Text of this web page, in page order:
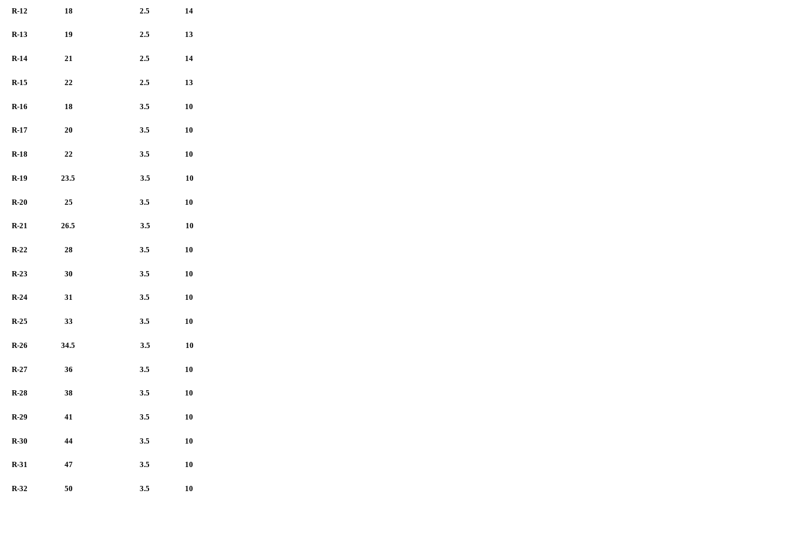
R-12 18 2.5 14
R-13 19 2.5 13
R-14 21 2.5 14
R-15 22 2.5 13
R-16 18 3.5 10
R-17 20 3.5 10
R-18 22 3.5 10
R-19 23.5 3.5 10
R-20 25 3.5 10
R-21 26.5 3.5 10
R-22 28 3.5 10
R-23 30 3.5 10
R-24 31 3.5 10
R-25 33 3.5 10
R-26 34.5 3.5 10
R-27 36 3.5 10
R-28 38 3.5 10
R-29 41 3.5 10
R-30 44 3.5 10
R-31 47 3.5 10
R-32 50 3.5 10